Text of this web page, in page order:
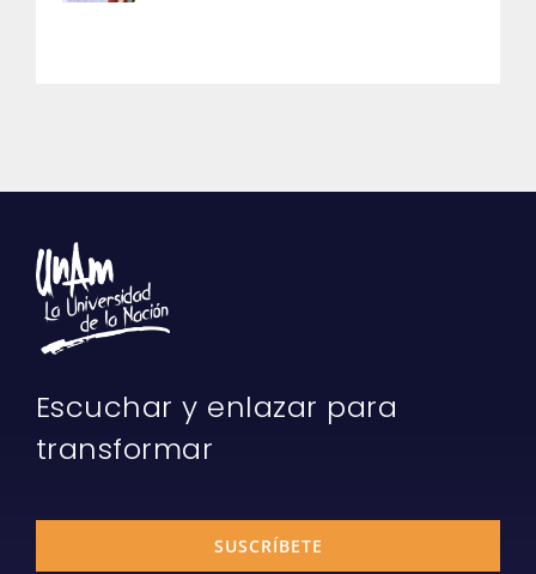
Escuchar y enlazar para
transformar
SUSCRÍBETE